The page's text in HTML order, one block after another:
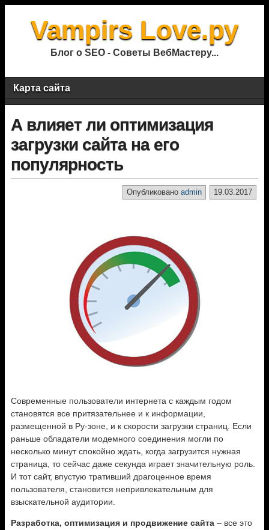
Vampirs Love.ру
Блог о SEO - Советы ВебМастеру...
Карта сайта
А влияет ли оптимизация
загрузки сайта на его
популярность
19.03.2017
Опубликовано admin
Современные пользователи интернета с каждым годом
становятся все притязательнее и к информации,
размещенной в Ру-зоне, и к скорости загрузки страниц. Если
раньше обладатели модемного соединения могли по
несколько минут спокойно ждать, когда загрузится нужная
страница, то сейчас даже секунда играет значительную роль.
И тот сайт, впустую тративший драгоценное время
пользователя, становится непривлекательным для
взыскательной аудитории.
Разработка, оптимизация и продвижение сайта – все это